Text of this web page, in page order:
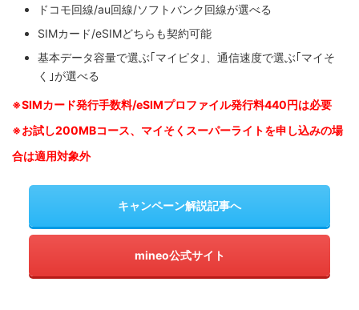
ドコモ回線/au回線/ソフトバンク回線が選べる
SIMカード/eSIMどちらも契約可能
基本データ容量で選ぶ｢マイピタ｣、通信速度で選ぶ｢マイそ
く｣が選べる
※SIMカード発行手数料/eSIMプロファイル発行料440円は必要
※お試し200MBコース、マイそくスーパーライトを申し込みの場
合は適用対象外
キャンペーン解説記事へ
mineo公式サイト